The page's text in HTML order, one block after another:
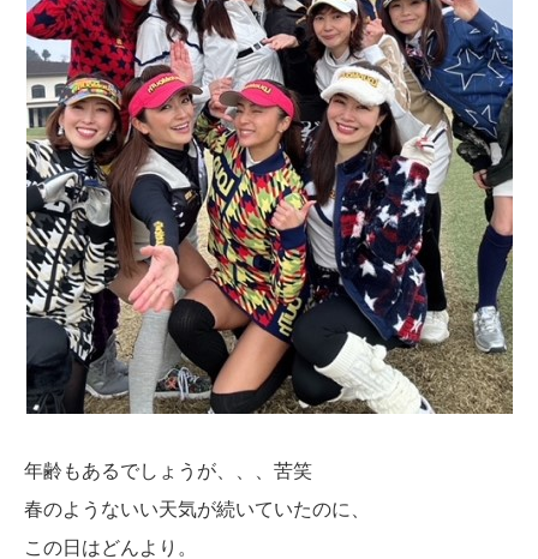
年齢もあるでしょうが、、、苦笑
春のようないい天気が続いていたのに、
この日はどんより。